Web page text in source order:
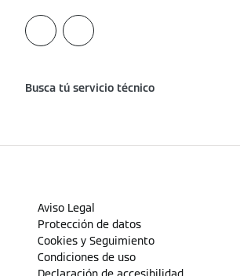
Busca tú servicio técnico
Aviso Legal
Protección de datos
Cookies y Seguimiento
Condiciones de uso